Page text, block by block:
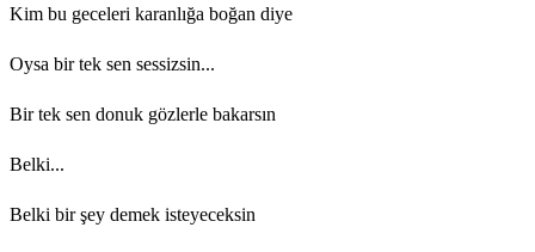
Kim bu geceleri karanlığa boğan diye
Oysa bir tek sen sessizsin...
Bir tek sen donuk gözlerle bakarsın
Belki...
Belki bir şey demek isteyeceksin